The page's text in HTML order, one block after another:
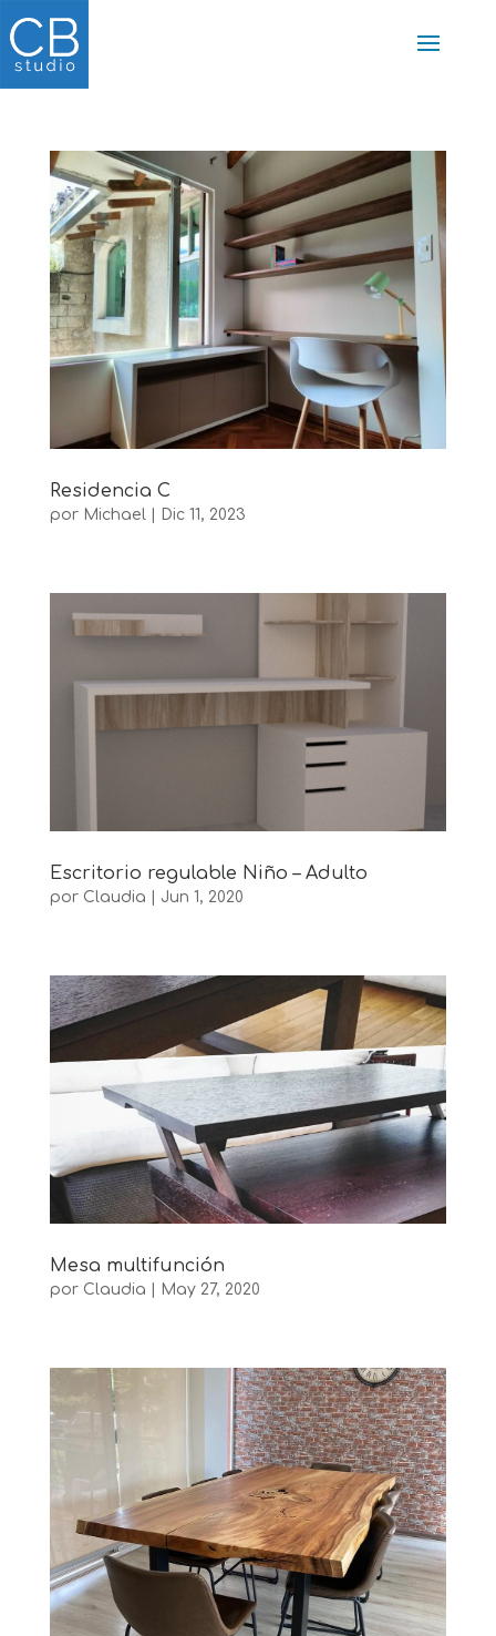
Residencia C
por Michael Dic 11, 2023
Escritorio regulable Niño – Adulto
por Claudia Jun 1, 2020
Mesa multifunción
por Claudia May 27, 2020